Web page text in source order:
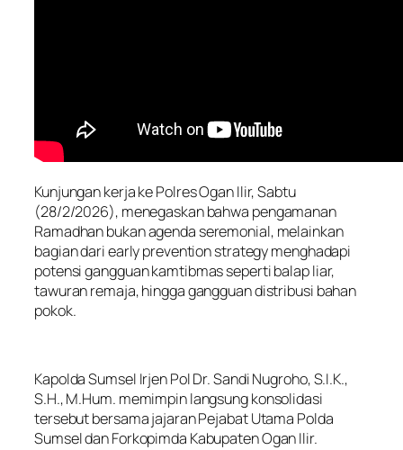
Kunjungan kerja ke Polres Ogan Ilir, Sabtu
(28/2/2026), menegaskan bahwa pengamanan
Ramadhan bukan agenda seremonial, melainkan
bagian dari early prevention strategy menghadapi
potensi gangguan kamtibmas seperti balap liar,
tawuran remaja, hingga gangguan distribusi bahan
pokok.
Kapolda Sumsel Irjen Pol Dr. Sandi Nugroho, S.I.K.,
S.H., M.Hum. memimpin langsung konsolidasi
tersebut bersama jajaran Pejabat Utama Polda
Sumsel dan Forkopimda Kabupaten Ogan Ilir.